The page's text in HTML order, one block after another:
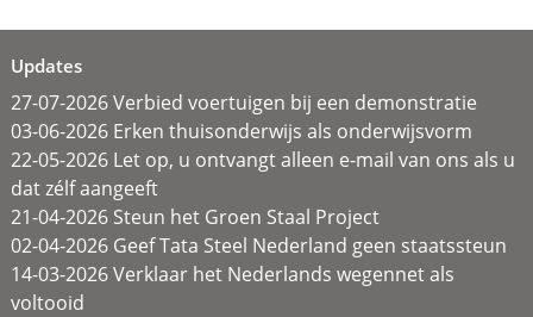
Updates
27-07-2026 Verbied voertuigen bij een demonstratie
03-06-2026 Erken thuisonderwijs als onderwijsvorm
22-05-2026 Let op, u ontvangt alleen e-mail van ons als u
dat zélf aangeeft
21-04-2026 Steun het Groen Staal Project
02-04-2026 Geef Tata Steel Nederland geen staatssteun
14-03-2026 Verklaar het Nederlands wegennet als
voltooid